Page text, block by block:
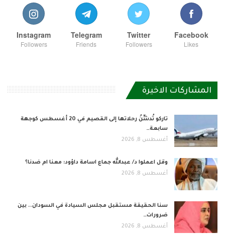
Facebook
Likes
Twitter
Followers
Telegram
Friends
Instagram
Followers
المشاركات الاخيرة
تاركو تُدشِّنُ رحلاتها إلى القصيم في 20 أغسطس كوجهة
سابعة…
أغسطس 8, 2026
وقل اعملوا د/ عبدالله جماع اسامة داؤود: معنا ام ضدنا؟
أغسطس 8, 2026
سنا الحقيقة مستقبل مجلس السيادة في السودان.. بين
ضرورات…
أغسطس 8, 2026